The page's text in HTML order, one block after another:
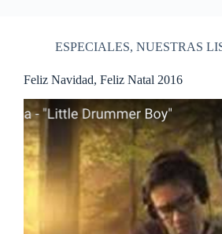
ESPECIALES, NUESTRAS
Feliz Navidad, Feliz Natal 2016